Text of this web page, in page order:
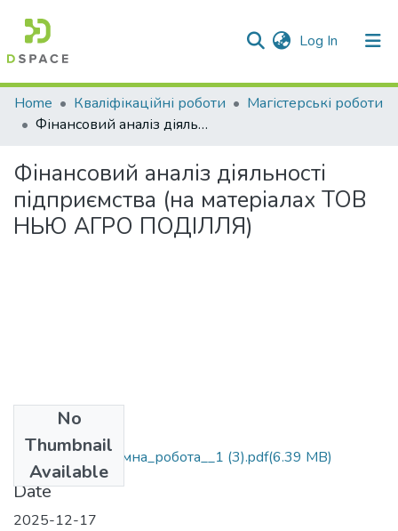
Log In (current)
Communities & Collections
Statistics
Home Кваліфікаційні роботи
Магістерські роботи
Фінансовий аналіз діяльності підприємства (на матеріалах ТОВ НЬЮ АГРО ПОДІЛЛЯ)
Фінансовий аналіз діяльності
підприємства (на матеріалах ТОВ
НЬЮ АГРО ПОДІЛЛЯ)
No
Thumbnail
Available
Галянт_А_дипломна_робота__1 (3).pdf(6.39 MB)
Date
2025-12-17